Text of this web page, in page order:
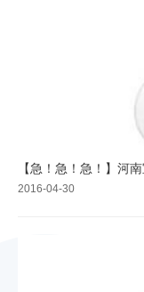
【急！急！急！】河
2016-04-30